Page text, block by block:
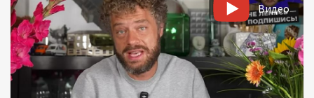
Видео